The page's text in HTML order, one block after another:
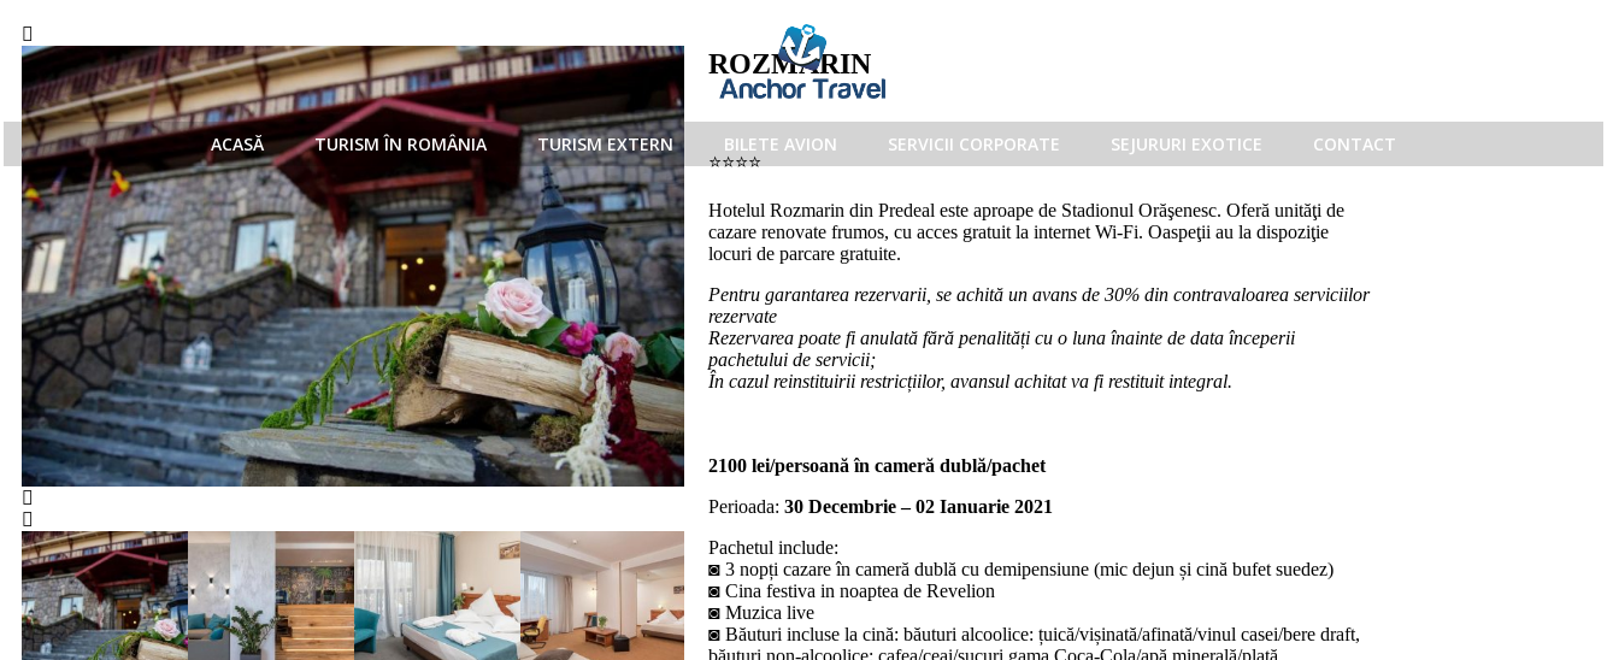
ACASĂ TURISM ÎN ROMÂNIA TURISM EXTERN BILETE AVION SERVICII CORPORATE SEJURURI EXOTICE CONTACT
ROZMARIN
⭐️⭐️⭐️⭐️
Hotelul Rozmarin din Predeal este aproape de Stadionul Orăşenesc. Oferă unităţi de
cazare renovate frumos, cu acces gratuit la internet Wi-Fi. Oaspeţii au la dispoziţie
locuri de parcare gratuite.
Pentru garantarea rezervarii, se achită un avans de 30% din contravaloarea serviciilor
rezervate
Rezervarea poate fi anulată fără penalități cu o luna înainte de data începerii
pachetului de servicii;
În cazul reinstituirii restricțiilor, avansul achitat va fi restituit integral.
2100 lei/persoană în cameră dublă/pachet
Perioada: 30 Decembrie – 02 Ianuarie 2021
Pachetul include:
◙ 3 nopți cazare în cameră dublă cu demipensiune (mic dejun și cină bufet suedez)
◙ Cina festiva in noaptea de Revelion
◙ Muzica live
◙ Băuturi incluse la cină: băuturi alcoolice: țuică/vișinată/afinată/vinul casei/bere draft,
băuturi non-alcoolice: cafea/ceai/sucuri gama Coca-Cola/apă minerală/plată